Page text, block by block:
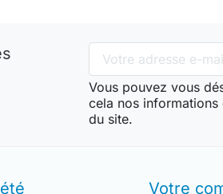
Vous pouvez vous
cela nos
du site.
Votre